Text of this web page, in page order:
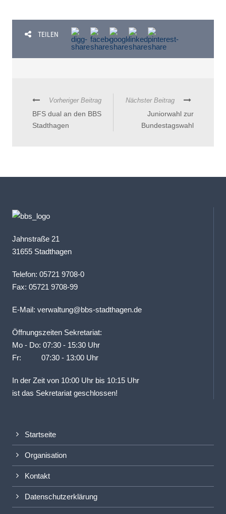
TEILEN
Vorheriger Beitrag
BFS dual an den BBS
Stadthagen
Nächster Beitrag
Juniorwahl zur
Bundestagswahl
Jahnstraße 21
31655 Stadthagen
Telefon: 05721 9708-0
Fax: 05721 9708-99
E-Mail: verwaltung@bbs-stadthagen.de
Öffnungszeiten Sekretariat:
Mo - Do: 07:30 - 15:30 Uhr
Fr: 07:30 - 13:00 Uhr
In der Zeit von 10:00 Uhr bis 10:15 Uhr
ist das Sekretariat geschlossen!
Startseite
Organisation
Kontakt
Datenschutzerklärung